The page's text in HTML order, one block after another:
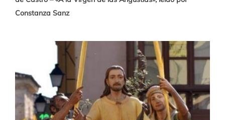
Constanza Sanz